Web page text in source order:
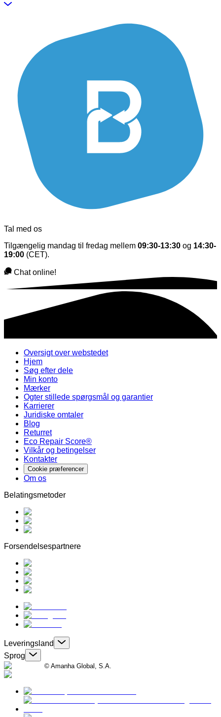
Tal med os
Tilgængelig mandag til fredag mellem 09:30-13:30 og 14:30-
19:00 (CET).
Chat online!
Oversigt over webstedet
Hjem
Søg efter dele
Min konto
Mærker
Ogter stillede spørgsmål og garantier
Karrierer
Juridiske omtaler
Blog
Returret
Eco Repair Score®
Vilkår og betingelser
Kontakter
Cookie præferencer
Om os
Belatingsmetoder
Forsendelsespartnere
Leveringsland
Sprog
© Amanha Global, S.A.